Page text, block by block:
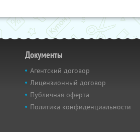
Документы
Агентский договор
Лицензионный договор
Публичная оферта
Политика конфиденциальности